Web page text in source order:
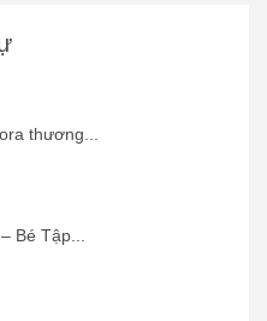
thương...
Bé Tập...